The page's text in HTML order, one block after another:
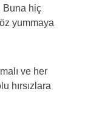
Buna hiç
yummaya
ve her
hırsızlara